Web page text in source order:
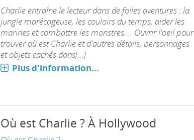
Charlie entraîne le lecteur dans de folles aventures : la
jungle marécageuse, les couloirs du temps, aider les
marines et combattre les monstres.... Ouvrir l'oeil pour
trouver où est Charlie et d'autres détails, personnages
et objets cachés dans[...]
Plus d'information...
Où est Charlie ? À Hollywood